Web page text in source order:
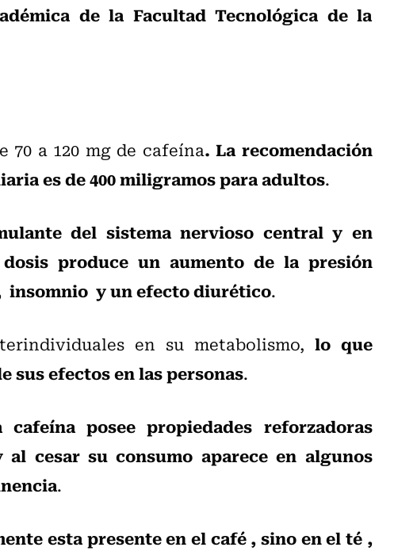
de la Facultad Tecnológica de la
70 a 120 mg de cafeína. La recomendación
es de 400 miligramos para adultos.
del sistema nervioso central y en
produce un aumento de la presión
insomnio y un efecto diurético.
en su metabolismo, lo que
sus efectos en las personas.
cafeína posee propiedades reforzadoras
cesar su consumo aparece en algunos
.
esta presente en el café , sino en el té ,